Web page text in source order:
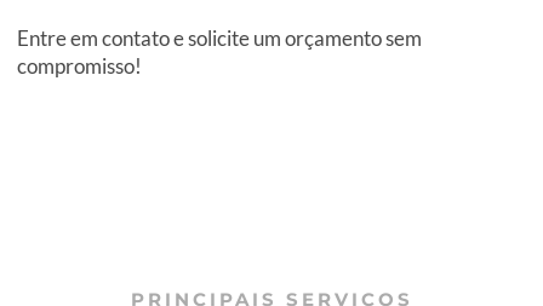
Entre em contato e solicite um orçamento sem
compromisso!
PRINCIPAIS SERVIÇOS